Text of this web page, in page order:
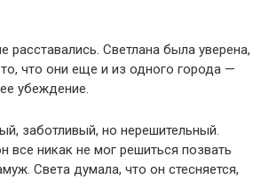
расставались. Светлана была уверена,
что они еще и из одного города —
убеждение.
заботливый, но нерешительный.
все никак не мог решиться позвать
Света думала, что он стесняется,